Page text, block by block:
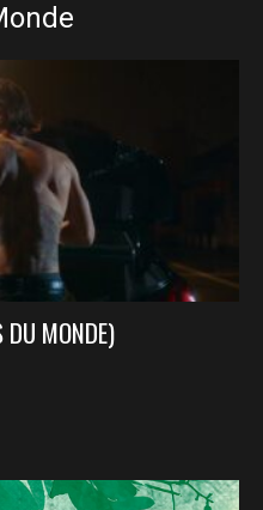
DU MONDE)